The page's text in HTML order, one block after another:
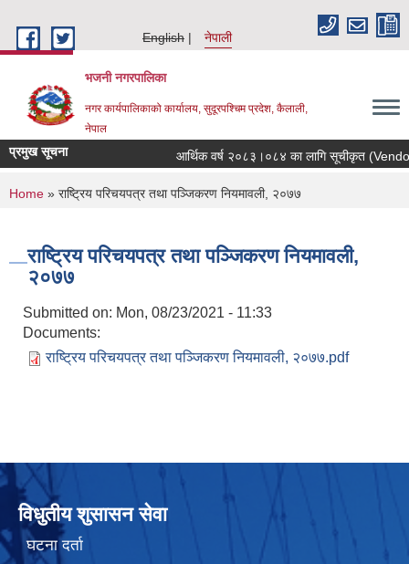
English
नेपाली
भजनी नगरपालिका
नगर कार्यपालिकाको कार्यालय, सुदूरपश्चिम प्रदेश, कैलाली,
नेपाल
प्रमुख सूचना आर्थिक वर्ष २०८३।०८४ का लागि सूचीकृत
You are here
Home » राष्ट्रिय परिचयपत्र तथा पञ्‍जिकरण नियमावली, २०७७
राष्ट्रिय परिचयपत्र तथा पञ्‍जिकरण नियमावली,
२०७७
Submitted on: Mon, 08/23/2021 - 11:33
Documents:
राष्ट्रिय परिचयपत्र तथा पञ्‍जिकरण नियमावली, २०७७.pdf
विधुतीय शुसासन सेवा
घटना दर्ता